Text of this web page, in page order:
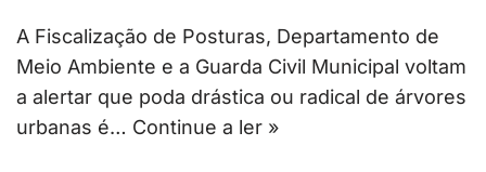
A Fiscalização de Posturas, Departamento de
Meio Ambiente e a Guarda Civil Municipal voltam
a alertar que poda drástica ou radical de árvores
urbanas é… Continue a ler »